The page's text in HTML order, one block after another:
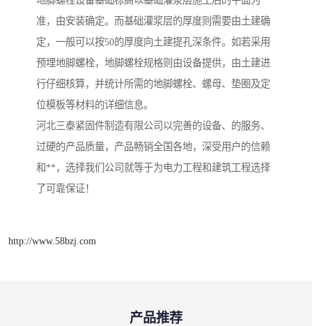
准，由安装确定。而基础灌浆层的厚度则需要由土建确
定，一般可以按50的厚度向土建提孔深条件。如若采用
预埋地脚螺栓，地脚螺栓规格则由设备提供，由土建进
行仔细核算，并统计所需的地脚螺栓、螺母、垫圈及定
位模板等材料的详细信息。
河北三泰紧固件制造有限公司以完善的设备、的服务、
过硬的产品质量，产品畅销全国各地，深受用户的信赖
和**，选择我们公司就等于为电力工程和建筑工程选择
了可靠保证！
http://www.58bzj.com
产品推荐